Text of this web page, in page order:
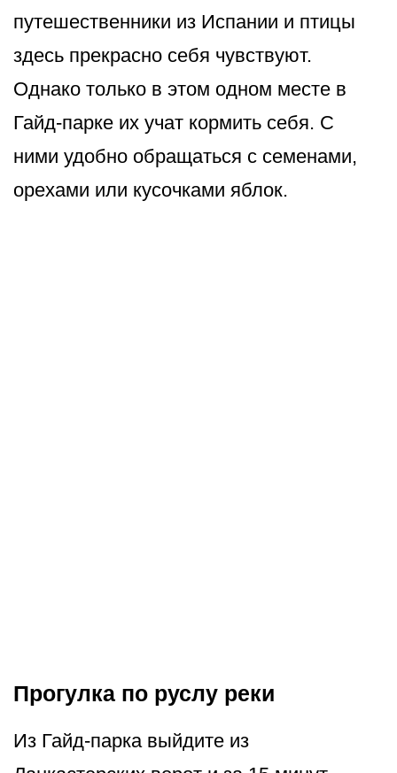
путешественники из Испании и птицы
здесь прекрасно себя чувствуют.
Однако только в этом одном месте в
Гайд-парке их учат кормить себя. С
ними удобно обращаться с семенами,
орехами или кусочками яблок.
Прогулка по руслу реки
Из Гайд-парка выйдите из